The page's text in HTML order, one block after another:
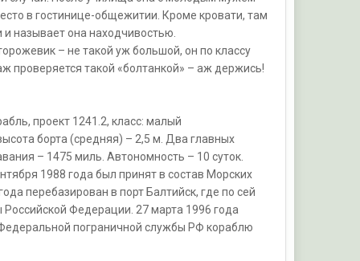
в гостинице-общежитии. Кроме кровати, там
называет она находчивостью.
– не такой уж большой, он по классу
проверяется такой «болтанкой» – аж держись!
проект 1241.2, класс: малый
борта (средняя) – 2,5 м. Два главных
– 1475 миль. Автономность – 10 суток.
1988 года был принят в состав Морских
перебазирован в порт Балтийск, где по сей
Федерации. 27 марта 1996 года
пограничной службы РФ кораблю